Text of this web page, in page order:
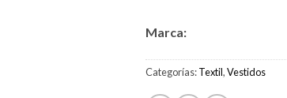
Marca:
Categorías:Textil,Vestidos